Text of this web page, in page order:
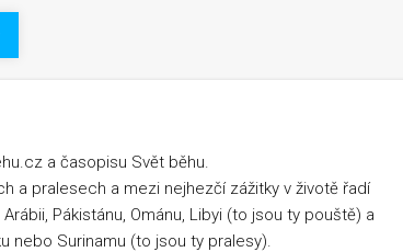
a časopisu Svět běhu.
a pralesech a mezi nejhezčí zážitky v životě řadí
Pákistánu, Ománu, Libyi (to jsou ty pouště) a
nebo Surinamu (to jsou ty pralesy).